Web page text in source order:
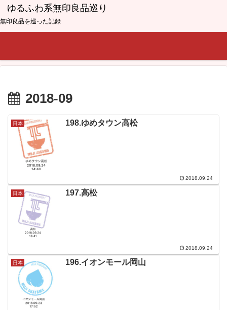
ゆるふわ系無印良品巡り
無印良品を巡った記録
2018-09
日本 198.ゆめタウン高松
2018.09.24
日本 197.高松
2018.09.24
日本 196.イオンモール岡山